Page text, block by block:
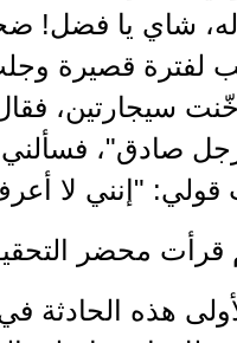
شاي يا فضل!
قصيرة
سيجارتين،
رجل صادق"،
"إنني لا
محضر
هذه الحادثة